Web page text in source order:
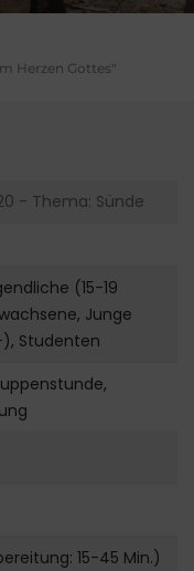
Herzen Gottes"
- Thema: Sünde
(15-19
Junge
Studenten
15-45 Min.)